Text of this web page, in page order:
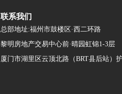
联系我们
总部地址:福州市鼓楼区·西二环路
黎明房地产交易中心前·晴园虹锦1-3层
厦门市湖里区云顶北路（BRT县后站）